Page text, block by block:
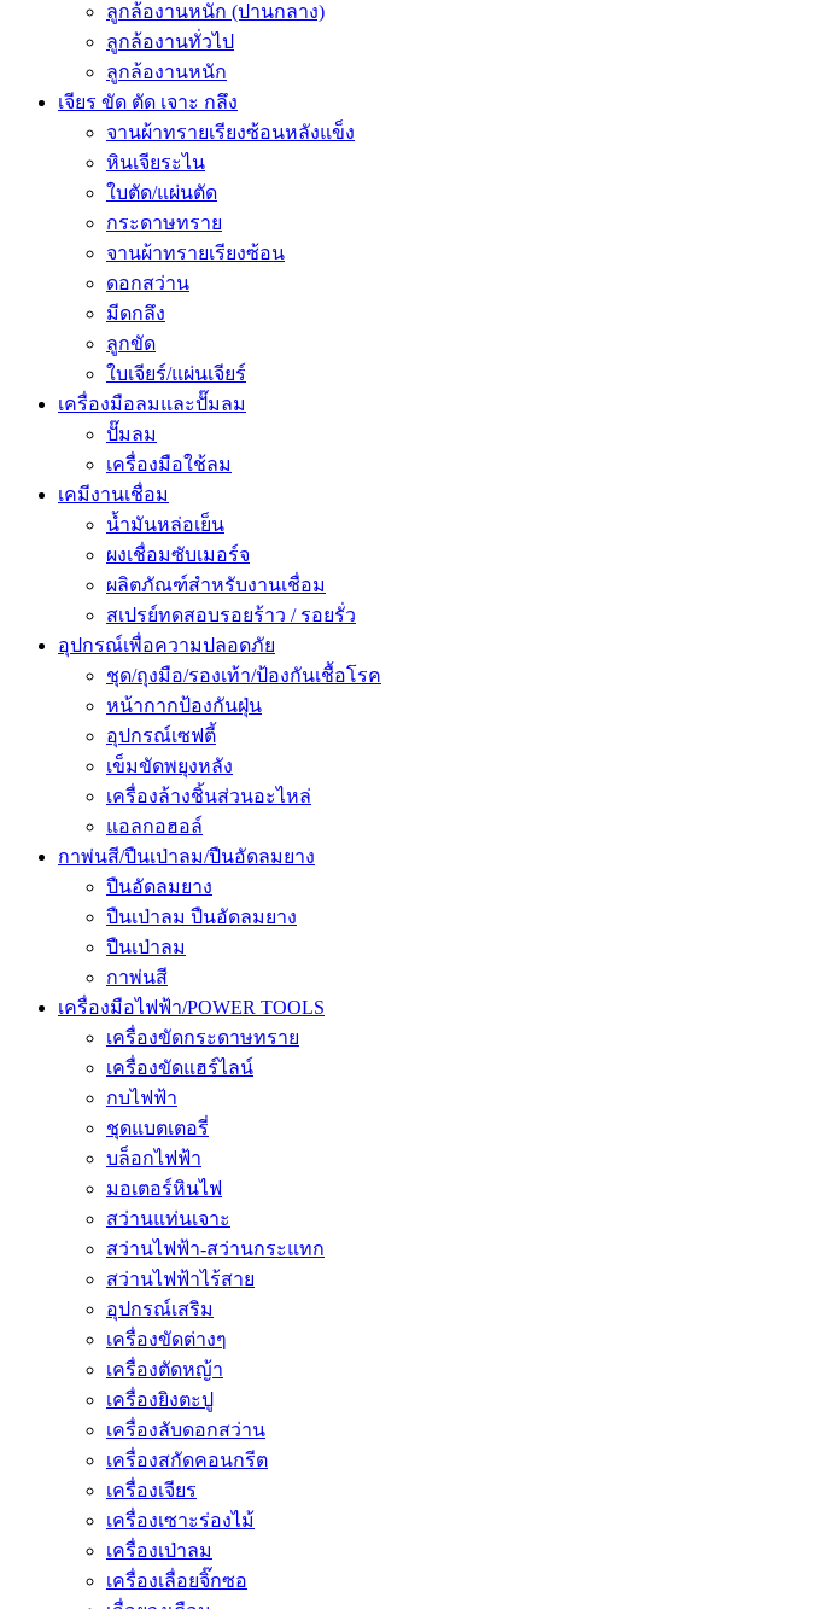
ลูกล้องานหนัก (ปานกลาง)
ลูกล้องานทั่วไป
ลูกล้องานหนัก
เจียร ขัด ตัด เจาะ กลึง
จานผ้าทรายเรียงซ้อนหลังแข็ง
หินเจียระไน
ใบตัด/แผ่นตัด
กระดาษทราย
จานผ้าทรายเรียงซ้อน
ดอกสว่าน
มีดกลึง
ลูกขัด
ใบเจียร์/แผ่นเจียร์
เครื่องมือลมและปั๊มลม
ปั๊มลม
เครื่องมือใช้ลม
เคมีงานเชื่อม
น้ำมันหล่อเย็น
ผงเชื่อมซับเมอร์จ
ผลิตภัณฑ์สำหรับงานเชื่อม
สเปรย์ทดสอบรอยร้าว / รอยรั่ว
อุปกรณ์เพื่อความปลอดภัย
ชุด/ถุงมือ/รองเท้า/ป้องกันเชื้อโรค
หน้ากากป้องกันฝุ่น
อุปกรณ์เซฟตี้
เข็มขัดพยุงหลัง
เครื่องล้างชิ้นส่วนอะไหล่
แอลกอฮอล์
กาพ่นสี/ปืนเป่าลม/ปืนอัดลมยาง
ปืนอัดลมยาง
ปืนเป่าลม ปืนอัดลมยาง
ปืนเป่าลม
กาพ่นสี
เครื่องมือไฟฟ้า/POWER TOOLS
เครื่องขัดกระดาษทราย
เครื่องขัดแฮร์ไลน์
กบไฟฟ้า
ชุดแบตเตอรี่
บล็อกไฟฟ้า
มอเตอร์หินไฟ
สว่านแท่นเจาะ
สว่านไฟฟ้า-สว่านกระแทก
สว่านไฟฟ้าไร้สาย
อุปกรณ์เสริม
เครื่องขัดต่างๆ
เครื่องตัดหญ้า
เครื่องยิงตะปู
เครื่องลับดอกสว่าน
เครื่องสกัดคอนกรีต
เครื่องเจียร
เครื่องเซาะร่องไม้
เครื่องเป่าลม
เครื่องเลื่อยจิ๊กซอ